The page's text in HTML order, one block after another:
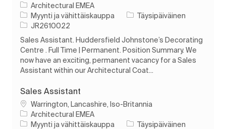
Architectural EMEA
Luokka
Myynti ja vähittäiskauppa Työn tyyppi
Täysipäiväinen
Työn tunnus
JR2610022
Sales Assistant. Huddersfield Johnstone’s Decorating
Centre . Full Time | Permanent. Position Summary. We
now have an exciting, permanent vacancy for a Sales
Assistant within our Architectural Coat...
Sales Assistant
PaikkaWarrington, Lancashire, Iso-Britannia
Architectural EMEA
Luokka
Myynti ja vähittäiskauppa Työn tyyppi
Täysipäiväinen